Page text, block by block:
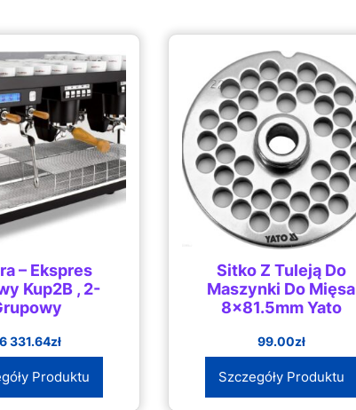
– Ekspres
Kup2B , 2-
331.64zł
Produktu
Sitko Z Tuleją Do
Maszynki Do Mięsa
8×81.5mm Yato
99.00zł
Szczegóły Produktu